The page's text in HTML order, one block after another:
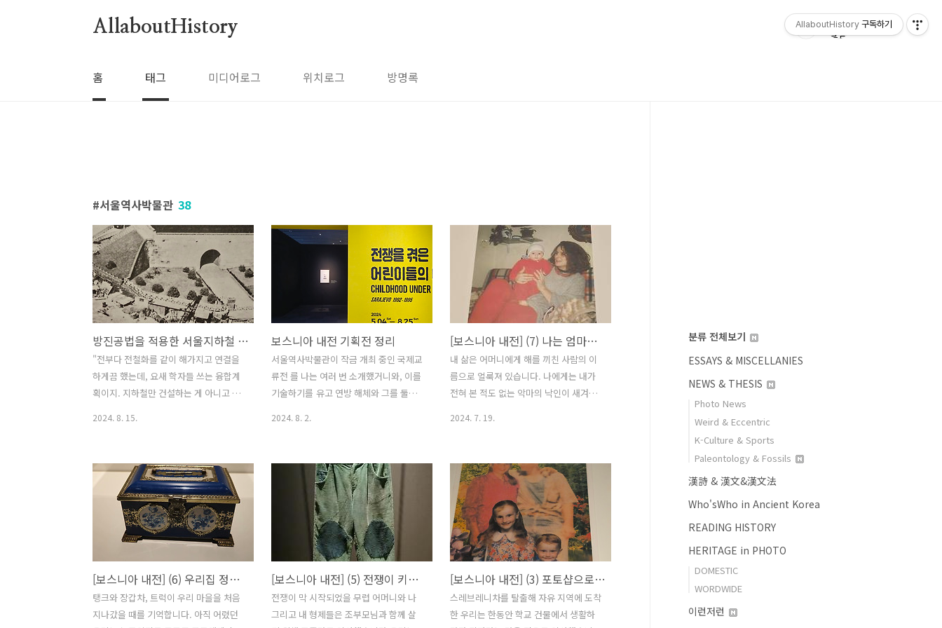
AllaboutHistory
홈 태그 미디어로그 위치로그 방명록
서울역사박물관 38
방진공법을 적용한 서울지하철 1호선 남대문 공사
"전부다 전철화를 같이 해가지고 연결을
하게끔 했는데, 요새 학자들 쓰는 융합계
획이지. 지하철만 건설하는 게 아니고 기
한 상태에요. 서울시 도시계획은 원래 좁
은 장소여서 1,000만을 포용하기에는 도
시계획적으로 결함이 많은 거에요. 지하
철 노선만 가지고 해결할 수 없는 교통에
철도를 갖다가 보완한 거지... 지하철이
안 만들어졌으면 서울시 도시계획은 빵점
이에요." 김명년 (전 지하철건설본부장)
땅 위도 땅밑도 제대로, 탈 없이 1971년 4
월 12일 시청 앞 광장, 수많은 인파 속에
서 착공식을 개최하며 지하철 공사의 시
2024. 8. 15.
보스니아 내전 기획전 정리
서울역사박물관이 작금 개최 중인 국제교
류전 를 나는 여러 번 소개했거니와, 이를
기술하기를 유고 연방 해체와 그를 둘러
루는 참으로 가슴 아프고 먹먹한 전시다.
라고 했으니, 그러면서 무엇보다 이 전시
는 우리더러 분노하거나 울어달라 하거나
강요 혹은 윽박하지 않는다. 강요 윽박하
는 전시가 그 구호가 제아무리 정당하다
한들 파시즘 선전과 무에 다르겠는가? 그
런데도 몹시도 아프다.고 평했으니, 그러
면서 나는 이를 장기 연재했다. 그것들을
한 자리에 갈무리한다. 관련 기사는 아래
를 클릭하면 된다. 가슴 먹먹한 보스니
2024. 8. 2.
[보스니아 내전] (7) 나는 엄마의 자식이다
내 삶은 어머니에게 해를 끼친 사람의 이
름으로 얼룩져 있습니다. 나에게는 내가
전혀 본 적도 없는 악마의 낙인이 새겨졌
치욕의 짐을 짊어지고 살았지만, 아직도
내 출생이 왜 그렇게 수치스러운 것인지
잘 모르겠습니다. 나는 거울 앞에서 자신
들을 비춰볼 용기조차 없는 세상 사람들
이 지운 짐을 짊어지고 살아야만 했습니
다. 내가 태어나기 전에 누군가의 악마 같
은 행위로 인해 나는 ‘누군가의 새끼’라는
꼬리표를 달고 살아야만 했습니다. 나는
악마의 자식이 아니라 어머니의 자식입니
다. 나는 증오의 자식이 아니라 어머니와
2024. 7. 19.
[보스니아 내전] (6) 우리집 정원의 보석함
탱크와 장갑차, 트럭이 우리 마을을 처음
지나갔을 때를 기억합니다. 아직 어렸던
[보스니아 내전] (5) 전쟁이 키운 바지
전쟁이 막 시작되었을 무렵 어머니와 나
그리고 내 형제들은 조부모님과 함께 살
[보스니아 내전] (3) 포토샵으로 그려넣은 아빠
스레브레니차를 탈출해 자유 지역에 도착
한 우리는 한동안 학교 건물에서 생활하
분류 전체보기
ESSAYS & MISCELLANIES
NEWS & THESIS
Photo News
Weird & Eccentric
K-Culture & Sports
Paleontology & Fossils
漢詩 & 漢文&漢文法
Who'sWho in Ancient Korea
READING HISTORY
HERITAGE in PHOTO
DOMESTIC
WORDWIDE
이런저런
AllaboutHistory 구독하기